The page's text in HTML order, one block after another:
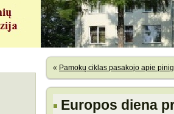
« Pamokų ciklas pasakojo apie
Europos diena